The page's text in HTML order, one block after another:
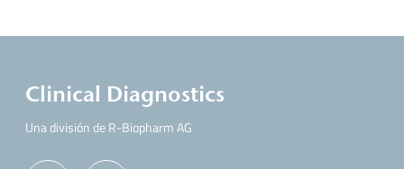
Clinical Diagnostics
Una división de R-Biopharm AG